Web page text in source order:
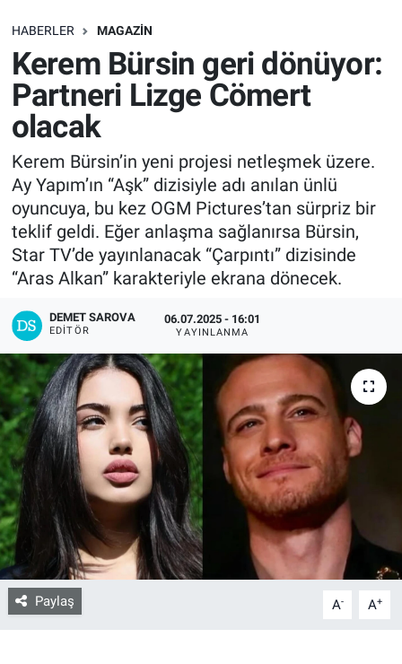
HABERLER MAGAZIN
Kerem Bürsin geri dönüyor:
Partneri Lizge Cömert
olacak
Kerem Bürsin’in yeni projesi netleşmek üzere.
Ay Yapım’ın “Aşk” dizisiyle adı anılan ünlü
oyuncuya, bu kez OGM Pictures’tan sürpriz bir
teklif geldi. Eğer anlaşma sağlanırsa Bürsin,
Star TV’de yayınlanacak “Çarpıntı” dizisinde
“Aras Alkan” karakteriyle ekrana dönecek.
DEMET SAROVA
EDITÖR
06.07.2025 - 16:01
YAYINLANMA
Paylaş A- A+
SAĞLIK
EKONOMİ
EĞİTİM
ÖZEL HABER
Keşfet
ASTROLOJİ
RESMİ İLANLAR
İLAN
Bize ulaşın
İletişim/Künye
Yaşam
Gözden Kaçmasın